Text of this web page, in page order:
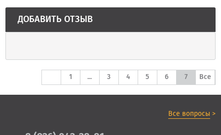
ДОБАВИТЬ ОТЗЫВ
1 ... 3 4 5 6 7 Все
Все вопросы >